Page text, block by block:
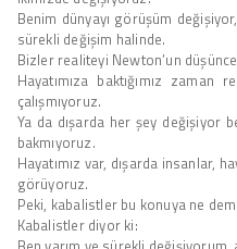
Benim dünyayı görüşüm
sürekli değişim halinde.
Bizler realiteyi Newton’un
Hayatımıza baktığımız
çalışmıyoruz.
Ya da dışarda her şey değişiyor
bakmıyoruz.
Hayatımız var, dışarda insanlar,
görüyoruz.
Peki, kabalistler bu konuya ne
Kabalistler diyor ki: